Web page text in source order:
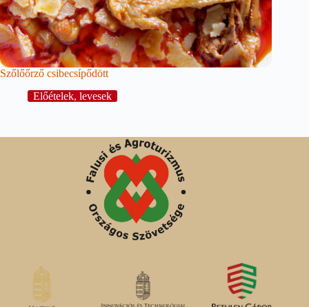
Szőlőőrző csibecsípődött
Előételek, levesek